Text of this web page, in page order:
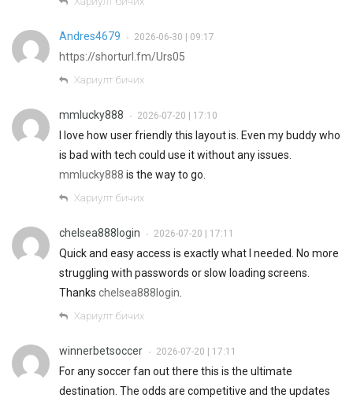
Andres4679 • 2026-06-30 | 09:17
https://shorturl.fm/Urs05
Хариулт бичих
mmlucky888 • 2026-07-20 | 17:10
I love how user friendly this layout is. Even my buddy who
is bad with tech could use it without any issues.
mmlucky888 is the way to go.
Хариулт бичих
chelsea888login • 2026-07-20 | 17:11
Quick and easy access is exactly what I needed. No more
struggling with passwords or slow loading screens.
Thanks chelsea888login
Хариулт бичих
winnerbetsoccer • 2026-07-20 | 17:11
For any soccer fan out there this is the ultimate
destination. The odds are competitive and the updates